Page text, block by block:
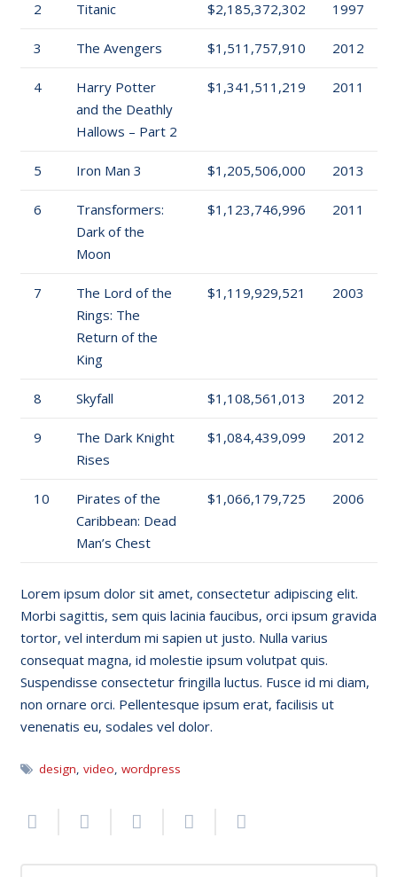
2 Titanic $2,185,372,302 1997
3 The Avengers $1,511,757,910 2012
4
Harry Potter
and the Deathly
Hallows – Part 2
$1,341,511,219 2011
5 Iron Man 3 $1,205,506,000 2013
6
Transformers:
Dark of the
Moon
$1,123,746,996 2011
7
The Lord of the
Rings: The
Return of the
King
$1,119,929,521 2003
8 Skyfall $1,108,561,013 2012
9
The Dark Knight
Rises
$1,084,439,099 2012
10
Pirates of the
Caribbean: Dead
Man’s Chest
$1,066,179,725 2006
Lorem ipsum dolor sit amet, consectetur adipiscing elit.
Morbi sagittis, sem quis lacinia faucibus, orci ipsum gravida
tortor, vel interdum mi sapien ut justo. Nulla varius
consequat magna, id molestie ipsum volutpat quis.
Suspendisse consectetur fringilla luctus. Fusce id mi diam,
non ornare orci. Pellentesque ipsum erat, facilisis ut
venenatis eu, sodales vel dolor.
design, video, wordpress